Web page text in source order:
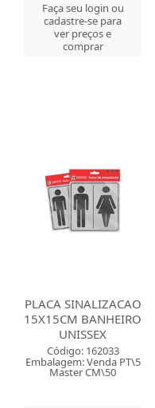
Faça seu login ou
cadastre-se para
ver preços e
comprar
PLACA SINALIZACAO
15X15CM BANHEIRO
UNISSEX
Código: 162033
Embalagem: Venda PT\5
Master CM\50